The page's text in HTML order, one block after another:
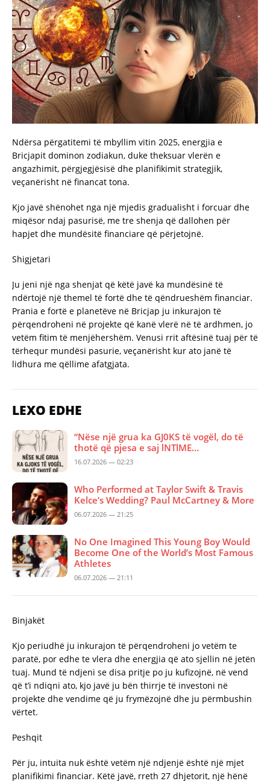
Ndërsa përgatitemi të mbyllim vitin 2025, energjia e
Bricjapit dominon zodiakun, duke theksuar vlerën e
angazhimit, përgjegjësisë dhe planifikimit strategjik,
veçanërisht në financat tona.
Kjo javë shënohet nga një mjedis gradualisht i forcuar dhe
miqësor ndaj pasurisë, me tre shenja që dallohen për
hapjet dhe mundësitë financiare që përjetojnë.
Shigjetari
Ju jeni një nga shenjat që këtë javë ka mundësinë të
ndërtojë një themel të fortë dhe të qëndrueshëm financiar.
Prania e fortë e planetëve në Bricjap ju inkurajon të
përqendroheni në projekte që kanë vlerë në të ardhmen, jo
vetëm fitim të menjëhershëm. Venusi rrit aftësinë tuaj për të
tërhequr mundësi pasurie, veçanërisht kur ato janë të
lidhura me qëllime afatgjata.
LEXO EDHE
“Nëse një grua ka GJ0KS të vogël, do të
thotë që pjesa e saj lNTlME…
16.07.2026 — 02:23
Who Performed at Taylor Swift & Travis
Kelce’s Wedding? Paul McCartney & More
06.07.2026 — 21:25
No One Imagined This Young Boy Would
Become One of the World’s Most Famous
Athletes
06.07.2026 — 21:11
Binjakët
Kjo periudhë ju inkurajon të përqendroheni jo vetëm te
paratë, por edhe te vlera dhe energjia që ato sjellin në jetën
tuaj. Mund të ndjeni se disa pritje po ju kufizojnë, në vend
që t’i ndiqni ato, kjo javë ju bën thirrje të investoni në
projekte dhe vendime që ju frymëzojnë dhe ju përmbushin
vërtet.
Peshqit
Për ju, intuita nuk është vetëm një ndjenjë është një mjet
planifikimi financiar. Këtë javë, rreth 27 dhjetorit, një hënë